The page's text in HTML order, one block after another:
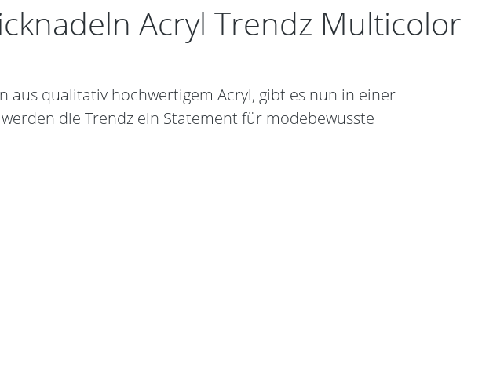
Acryl Trendz Multicolor
qualitativ hochwertigem Acryl, gibt es nun in einer
die Trendz ein Statement für modebewusste